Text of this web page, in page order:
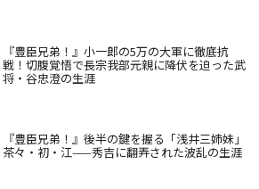
『豊臣兄弟！』小一郎の5万の大軍に徹底抗
戦！切腹覚悟で長宗我部元親に降伏を迫った武
将・谷忠澄の生涯
『豊臣兄弟！』後半の鍵を握る「浅井三姉妹」
茶々・初・江——秀吉に翻弄された波乱の生涯